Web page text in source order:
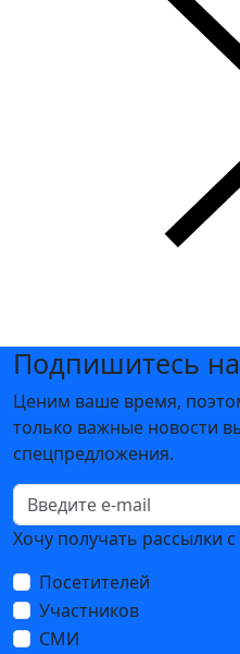
Подпишитесь
Ценим ваше время,
только важные новости
спецпредложения.
Хочу получать рассылки
Посетителей
Участников
СМИ